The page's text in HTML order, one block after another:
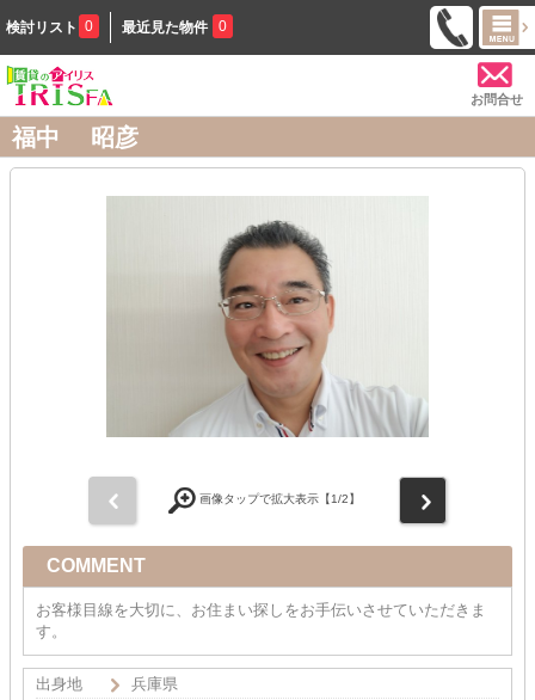
検討リスト 0 最近見た物件 0
お問合せ
福中 昭彦
画像タップで拡大表示【1/2】
COMMENT
お客様目線を大切に、お住まい探しをお手伝いさせていただきま
す。
出身地
兵庫県